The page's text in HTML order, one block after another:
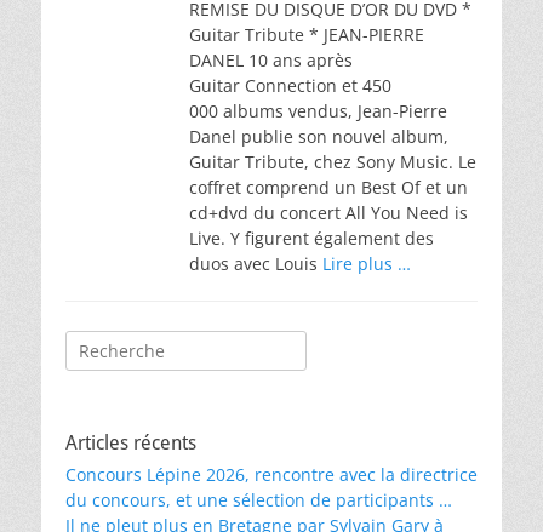
REMISE DU DISQUE D’OR DU DVD *
Guitar Tribute * JEAN-PIERRE
DANEL 10 ans après
Guitar Connection et 450
000 albums vendus, Jean-Pierre
Danel publie son nouvel album,
Guitar Tribute, chez Sony Music. Le
coffret comprend un Best Of et un
cd+dvd du concert All You Need is
Live. Y figurent également des
duos avec Louis Lire plus …
Rechercher :
Articles récents
Concours Lépine 2026, rencontre avec la directrice
du concours, et une sélection de participants …
Il ne pleut plus en Bretagne par Sylvain Gary à